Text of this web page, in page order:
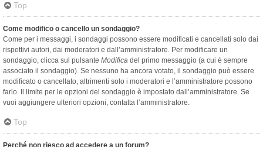
Top
Come modifico o cancello un sondaggio?
Come per i messaggi, i sondaggi possono essere modificati e cancellati solo dai
rispettivi autori, dai moderatori e dall’amministratore. Per modificare un
sondaggio, clicca sul pulsante Modifica del primo messaggio (a cui è sempre
associato il sondaggio). Se nessuno ha ancora votato, il sondaggio può essere
modificato o cancellato, altrimenti solo i moderatori e l’amministratore possono
farlo. Il limite per le opzioni del sondaggio è impostato dall’amministratore. Se
vuoi aggiungere ulteriori opzioni, contatta l’amministratore.
Top
Perché non riesco ad accedere a un forum?